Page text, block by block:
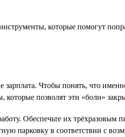
которые помогут
Чтобы понять, что
позволят эти «боли»
Обеспечьте их
парковку в соответствии с